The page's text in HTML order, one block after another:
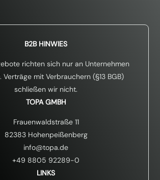
B2B HINWIES
richten sich nur an Unternehmen
Verträge mit Verbrauchern (§13 BGB)
schließen wir nicht.
TOPA GMBH
Frauenwaldstraße 11
82383 Hohenpeißenberg
info@topa.de
+49 8805 92289-0
LINKS